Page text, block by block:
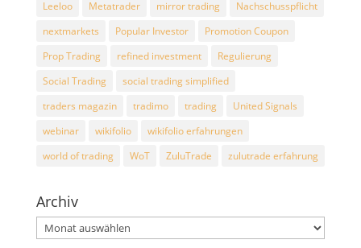
Leeloo
Metatrader mirror trading
Nachschusspflicht
nextmarkets
Popular Investor
Promotion Coupon
Prop Trading
refined investment
Regulierung
Social Trading
social trading simplified
traders magazin
tradimo trading
United Signals
webinar
wikifolio
wikifolio erfahrungen
world of trading
WoT ZuluTrade zulutrade erfahrung
Archiv
Archiv